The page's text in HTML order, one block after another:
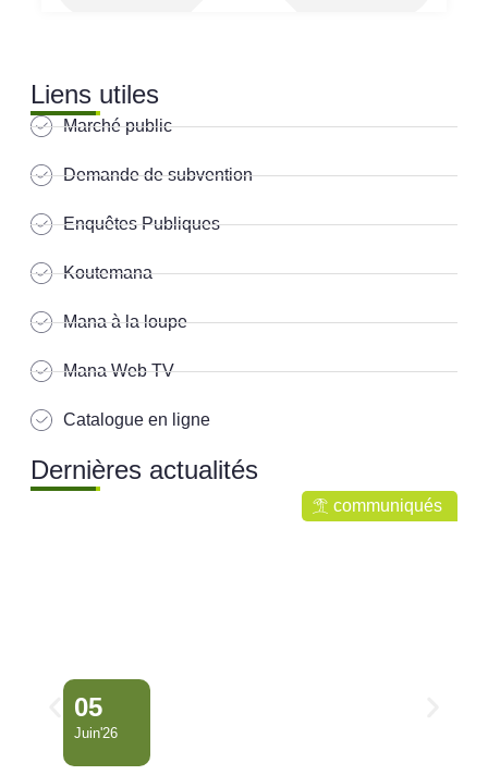
Liens utiles
Marché public
Demande de subvention
Enquêtes Publiques
Koutemana
Mana à la loupe
Mana Web TV
Catalogue en ligne
Dernières actualités
communiqués
05
Juin'26